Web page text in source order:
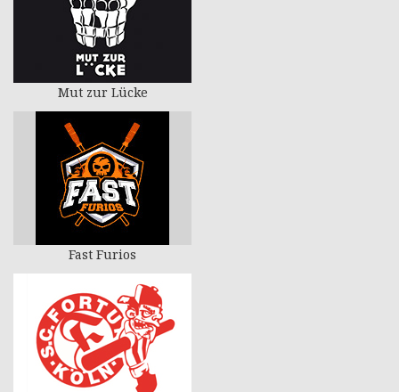
Mut zur Lücke
Fast Furios